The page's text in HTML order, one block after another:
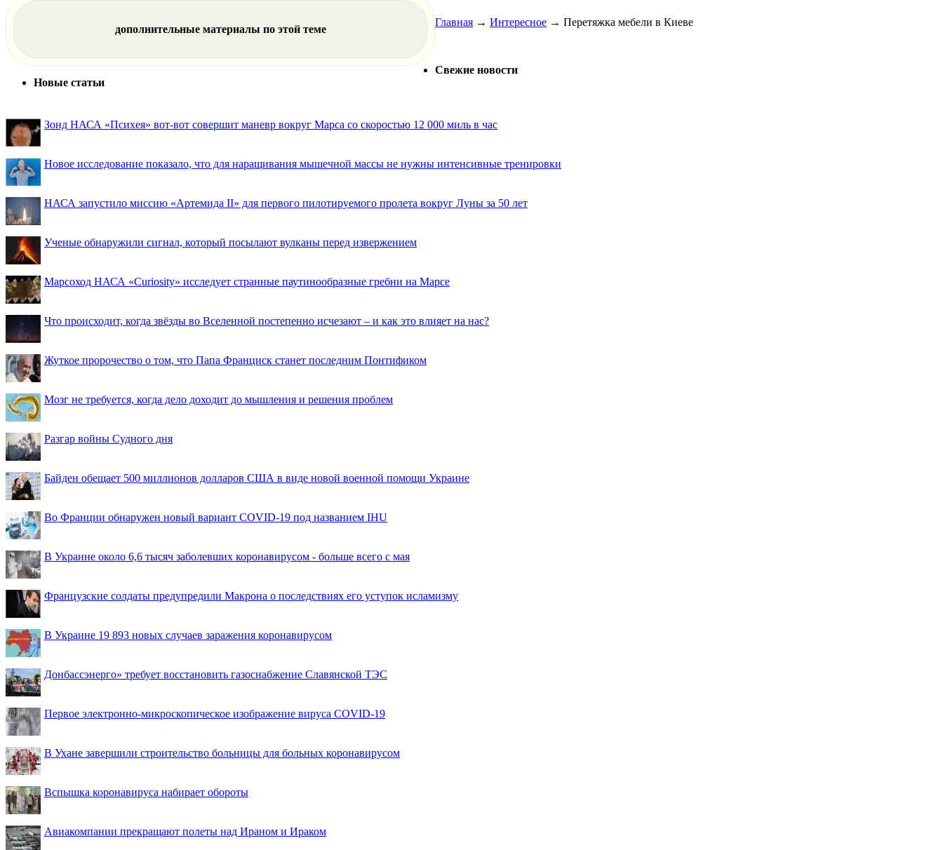
дополнительные материалы по этой теме
Главная → Интересное → Перетяжка мебели в Киеве
Свежие новости
Новые статьи
Зонд НАСА «Психея» вот-вот совершит маневр вокруг Марса со скоростью 12 000 миль в час
Новое исследование показало, что для наращивания мышечной массы не нужны интенсивные тренировки
НАСА запустило миссию «Артемида II» для первого пилотируемого пролета вокруг Луны за 50 лет
Ученые обнаружили сигнал, который посылают вулканы перед извержением
Марсоход НАСА «Curiosity» исследует странные паутинообразные гребни на Марсе
Что происходит, когда звёзды во Вселенной постепенно исчезают – и как это влияет на нас?
Жуткое пророчество о том, что Папа Франциск станет последним Понтификом
Мозг не требуется, когда дело доходит до мышления и решения проблем
Разгар войны Судного дня
Байден обещает 500 миллионов долларов США в виде новой военной помощи Украине
Во Франции обнаружен новый вариант COVID-19 под названием IHU
В Украине около 6,6 тысяч заболевших коронавирусом - больше всего с мая
Французские солдаты предупредили Макрона о последствиях его уступок исламизму
В Украине 19 893 новых случаев заражения коронавирусом
Донбассэнерго» требует восстановить газоснабжение Славянской ТЭС
Первое электронно-микроскопическое изображение вируса COVID-19
В Ухане завершили строительство больницы для больных коронавирусом
Вспышка коронавируса набирает обороты
Авиакомпании прекращают полеты над Ираном и Ираком